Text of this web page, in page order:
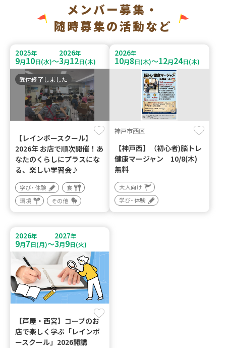
メンバー募集・
随時募集の活動など
2025年
9月10日(水)～
2026年
3月12日(木)
受付終了しました
【レインボースクール】
2026年 お店で順次開催！あ
なたのくらしにプラスにな
る、楽しい学習会♪
学び・体験
食
環境
その他
2026年
10月8日(木)～12月24日(木)
神戸市西区
【神戸西】（初心者)脳トレ
健康マージャン 10/8(木)
無料
大人向け
学び・体験
2026年
9月7日(月)～
2027年
3月9日(火)
【芦屋・西宮】コープのお
店で楽しく学ぶ「レインボ
ースクール」2026開講